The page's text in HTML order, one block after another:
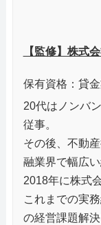
【監修】株式
保有資格：貸
20代はノンバ
従事。
その後、不動
融業界で幅広い
2018年に株式
これまでの実
の経営課題解